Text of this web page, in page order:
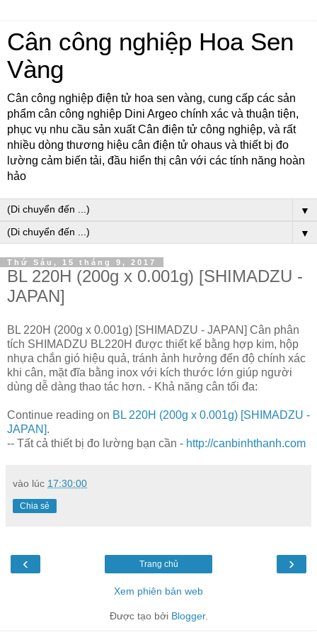
Cân công nghiệp Hoa Sen
Vàng
Cân công nghiệp điện tử hoa sen vàng, cung cấp các sản
phẩm cân công nghiệp Dini Argeo chính xác và thuận tiện,
phục vụ nhu cầu sản xuất Cân điện tử công nghiệp, và rất
nhiều dòng thương hiệu cân điện tử ohaus và thiết bị đo
lường cảm biến tải, đầu hiển thị cân với các tính năng hoàn
hảo
▼
▼
Thứ Sáu, 15 tháng 9, 2017
BL 220H (200g x 0.001g) [SHIMADZU -
JAPAN]
BL 220H (200g x 0.001g) [SHIMADZU - JAPAN] Cân phân
tích SHIMADZU BL220H được thiết kế bằng hợp kim, hộp
nhựa chắn gió hiệu quả, tránh ảnh hưởng đến độ chính xác
khi cân, mặt đĩa bằng inox với kích thước lớn giúp người
dùng dễ dàng thao tác hơn. - Khả năng cân tối đa:
Continue reading on BL 220H (200g x 0.001g) [SHIMADZU -
JAPAN].
-- Tất cả thiết bị đo lường bạn cần - http://canbinhthanh.com
vào lúc 17:30:00
Chia sẻ
‹ ›
Trang chủ
Xem phiên bản web
Được tạo bởi Blogger.